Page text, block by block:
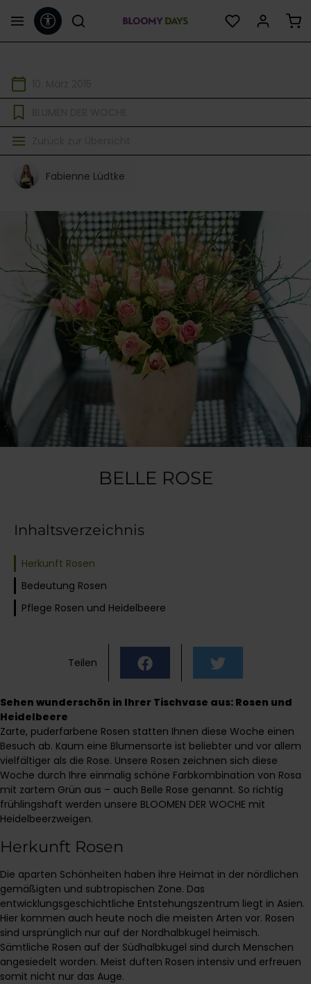
springenWerkzeugleiste anzeigen
Fabienne Lüdtke
BELLE ROSE
Inhaltsverzeichnis
Herkunft Rosen
Bedeutung Rosen
Pflege Rosen und Heidelbeere
Teilen
Sehen wunderschön in Ihrer Tischvase aus: Rosen und
Heidelbeere
Zarte, puderfarbene Rosen statten Ihnen diese Woche einen
Besuch ab. Kaum eine Blumensorte ist beliebter und vor allem
vielfältiger als die Rose. Unsere Rosen zeichnen sich diese
Woche durch Ihre einmalig schöne Farbkombination von Rosa
mit zartem Grün aus – auch Belle Rose genannt. So richtig
frühlingshaft werden unsere BLOOMEN DER WOCHE mit
Heidelbeerzweigen.
Herkunft Rosen
Die aparten Schönheiten haben ihre Heimat in der nördlichen
gemäßigten und subtropischen Zone. Das
entwicklungsgeschichtliche Entstehungszentrum liegt in Asien.
Hier kommen auch heute noch die meisten Arten vor. Rosen
sind ursprünglich nur auf der Nordhalbkugel heimisch.
Sämtliche Rosen auf der Südhalbkugel sind durch Menschen
angesiedelt worden. Meist duften Rosen intensiv und erfreuen
somit nicht nur das Auge.